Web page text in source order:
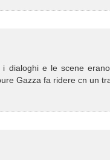
dialoghi e le scene
Gazza fa ridere cn un